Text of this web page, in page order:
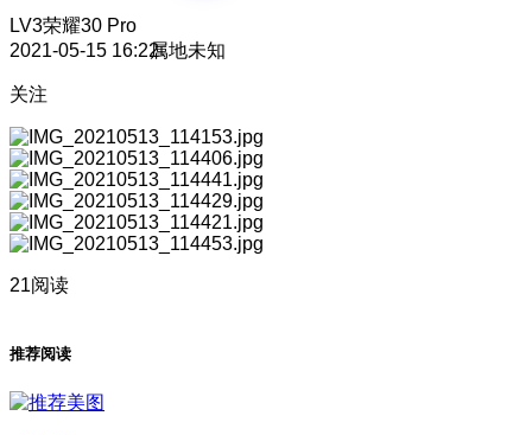
LV3荣耀30 Pro
2021-05-15 16:22属地未知
关注
21阅读
推荐阅读